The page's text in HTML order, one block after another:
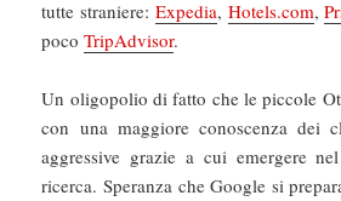
tutte straniere: Expedia, Hotels.com,
pocoTripAdvisor.
Un oligopolio di fatto che le piccole
con una maggiore conoscenza dei
aggressive grazie a cui emergere
ricerca. Speranza che Google si